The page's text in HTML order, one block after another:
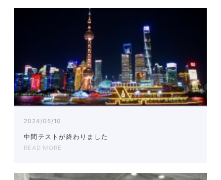
2024/06/10
中間テストが終わりました
READ MORE